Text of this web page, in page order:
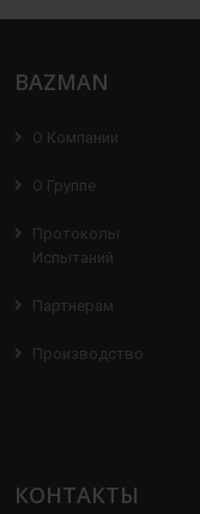
BAZMAN
О Компании
О Группе
Протоколы
Испытаний
Партнерам
Производство
КОНТАКТЫ